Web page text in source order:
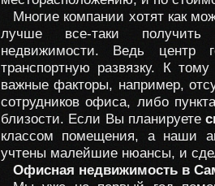
Многие компании хотят как
лучше все-таки получить
недвижимости. Ведь центр
транспортную развязку. К
важные факторы, например,
сотрудников офиса, либо
близости. Если Вы планируете
классом помещения, а наши
учтены малейшие нюансы, и
Офисная недвижимость в